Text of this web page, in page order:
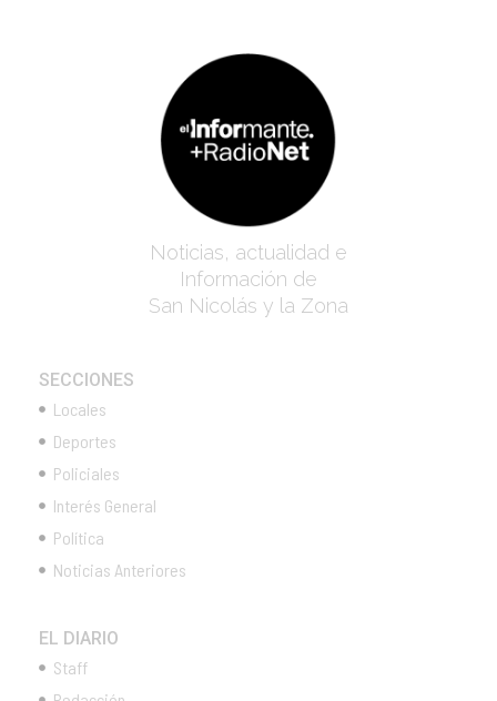
Noticias, actualidad e
Información de
San Nicolás y la Zona
SECCIONES
Locales
Deportes
Policiales
Interés General
Política
Noticias Anteriores
EL DIARIO
Staff